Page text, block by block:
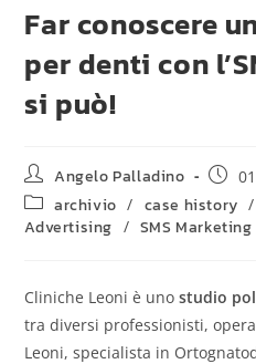
Far conoscere
per denti con
si può!
Angelo Palladino
archivio / case history /
Advertising / SMS Marketing
Cliniche Leoni è unostudio
tra diversi professionisti,
Leoni, specialista in